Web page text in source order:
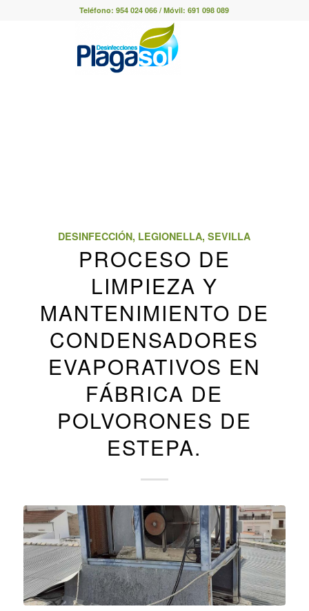
Teléfono:954 024 066 / Móvil:691 098 089
DESINFECCIÓN, LEGIONELLA,SEVILLA
PROCESO DE
LIMPIEZA Y
MANTENIMIENTO DE
CONDENSADORES
EVAPORATIVOS EN
FÁBRICA DE
POLVORONES DE
ESTEPA.